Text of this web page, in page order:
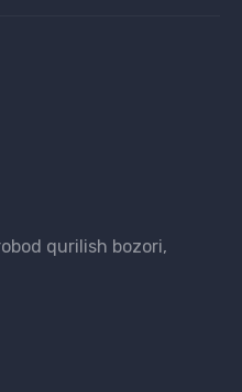
qurilish bozori,